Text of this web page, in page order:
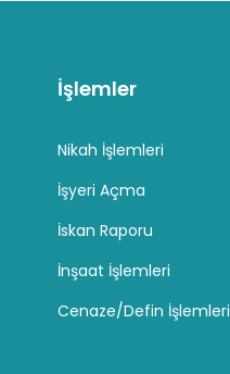
İşlemler
Nikah İşlemleri
İşyeri Açma
İskan Raporu
İnşaat İşlemleri
Cenaze/Defin İşlemleri